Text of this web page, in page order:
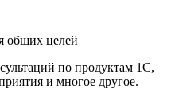
общих целей
по продуктам 1С,
и многое другое.